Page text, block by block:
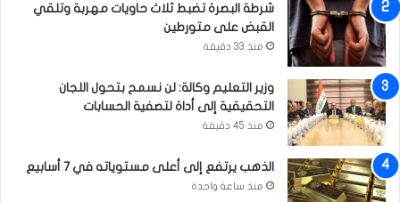
خ
ا
ص
ة
ف
ي
أ
و
ك
ر
ا
شرطة البصرة تضبط ثلاث حاويات مهربة وتلقي
القبض على متورطين
منذ 33 دقيقة
وزير التعليم وكالة: لن نسمح بتحول اللجان
التحقيقية إلى أداة لتصفية الحسابات
منذ 45 دقيقة
الذهب يرتفع إلى أعلى مستوياته في 7 أسابيع
منذ ساعة واحدة